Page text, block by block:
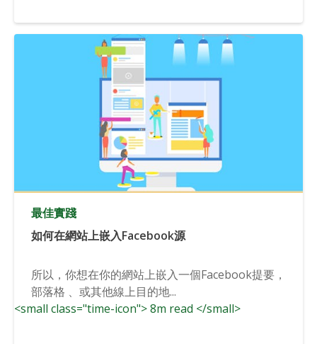
最佳實踐
如何在網站上嵌入Facebook源
所以，你想在你的網站上嵌入一個Facebook提要，
部落格 、或其他線上目的地...
<small class="time-icon"> 8m read </small>